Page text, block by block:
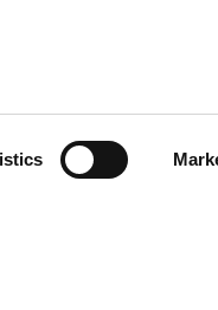
He leído y acepto la
privacidad